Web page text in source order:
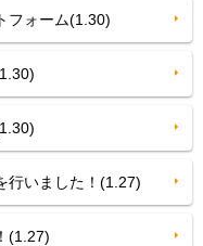
フォーム(1.30)
行いました！(1.27)
(1.27)